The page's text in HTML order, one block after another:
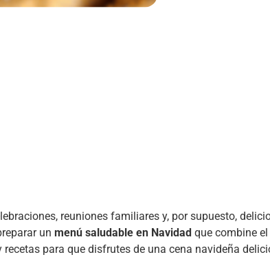
reuniones familiares y, por supuesto,
un menú saludable en Navidad que combine
para que disfrutes de una cena navideña